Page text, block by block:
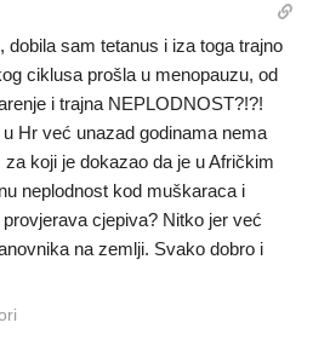
dobila sam tetanus i iza toga trajno
ciklusa prošla u menopauzu, od
i trajna NEPLODNOST?!?!
Hr već unazad godinama nema
koji je dokazao da je u Afričkim
neplodnost kod muškaraca i
cjepiva? Nitko jer već
na zemlji. Svako dobro i